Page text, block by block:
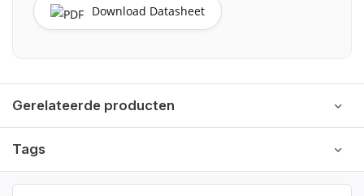
Download Datasheet
Gerelateerde producten
Tags